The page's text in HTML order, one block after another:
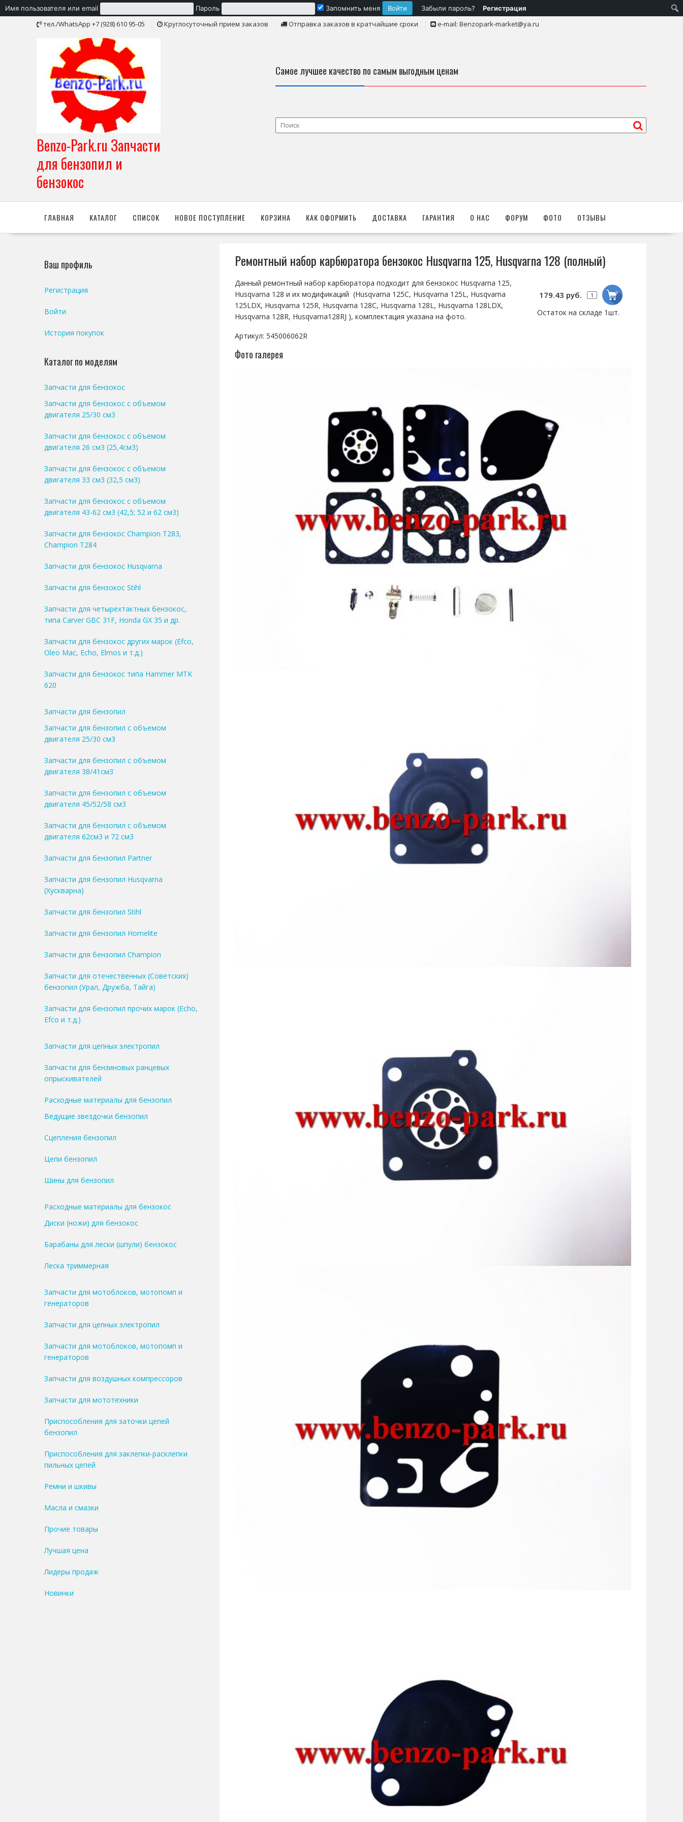
Имя пользователя или email Пароль Запомнить меня Забыли пароль? Регистрация
тел./WhatsApp +7 (928) 610 95-05 Круглосуточный прием заказов Отправка заказов в кратчайшие сроки e-mail: Benzopark-market@ya.ru
Benzo-Park.ru Запчасти
для бензопил и
бензокос
Самое лучшее качество по самым выгодным ценам
ГЛАВНАЯ КАТАЛОГ СПИСОК НОВОЕ ПОСТУПЛЕНИЕ КОРЗИНА КАК ОФОРМИТЬ ДОСТАВКА ГАРАНТИЯ О НАС ФОРУМ ФОТО ОТЗЫВЫ
Ремонтный набор карбюратора бензокос Husqvarna 125, Husqvarna 128 (полный)
179.43 руб.
Остаток на складе 1шт.
Данный ремонтный набор карбюратора подходит для бензокос Husqvarna 125,
Husqvarna 128 и их модификаций (Husqvarna 125C, Husqvarna 125L, Husqvarna
125LDX, Husqvarna 125R, Husqvarna 128C, Husqvarna 128L, Husqvarna 128LDX,
Husqvarna 128R, Husqvarna128RJ ), комплектация указана на фото.
Артикул: 545006062R
Фото галерея
Ваш профиль
Регистрация
Войти
История покупок
Каталог по моделям
Запчасти для бензокос
Запчасти для бензокос с объемом
двигателя 25/30 см3
Запчасти для бензокос с объемом
двигателя 26 см3 (25,4см3)
Запчасти для бензокос с объемом
двигателя 33 см3 (32,5 см3)
Запчасти для бензокос с объемом
двигателя 43-62 см3 (42,5; 52 и 62 см3)
Запчасти для бензокос Champion T283,
Champion T284
Запчасти для бензокос Husqvarna
Запчасти для бензокос Stihl
Запчасти для четырехтактных бензокос,
типа Carver GBC 31F, Honda GX 35 и др.
Запчасти для бензокос других марок (Efco,
Oleo Mac, Echo, Elmos и т.д.)
Запчасти для бензокос типа Hammer MTK
620
Запчасти для бензопил
Запчасти для бензопил с объемом
двигателя 25/30 см3
Запчасти для бензопил с объемом
двигателя 38/41см3
Запчасти для бензопил с объемом
двигателя 45/52/58 см3
Запчасти для бензопил с объемом
двигателя 62см3 и 72 см3
Запчасти для бензопил Partner
Запчасти для бензопил Husqvarna
(Хускварна)
Запчасти для бензопил Stihl
Запчасти для бензопил Homelite
Запчасти для бензопил Champion
Запчасти для отечественных (Советских)
бензопил (Урал, Дружба, Тайга)
Запчасти для бензопил прочих марок (Echo,
Efco и т.д.)
Запчасти для цепных электропил
Запчасти для бензиновых ранцевых
опрыскивателей
Расходные материалы для бензопил
Ведущие звездочки бензопил
Сцепления бензопил
Цепи бензопил
Шины для бензопил
Расходные материалы для бензокос
Диски (ножи) для бензокос
Барабаны для лески (шпули) бензокос
Леска триммерная
Запчасти для мотоблоков, мотопомп и
генераторов
Запчасти для цепных электропил
Запчасти для мотоблоков, мотопомп и
генераторов
Запчасти для воздушных компрессоров
Запчасти для мототехники
Приспособления для заточки цепей
бензопил
Приспособления для заклепки-расклепки
пильных цепей
Ремни и шкивы
Масла и смазки
Прочие товары
Лучшая цена
Лидеры продаж
Новинки